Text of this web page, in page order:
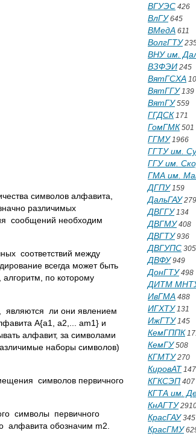
символов алфавита,
различимых
сообщений необходим
соответствий между
всегда может быть
по которому
являются ли они явлением
А{а1, а2,... аm1} и
алфавит, за символами
наборы символов)
символов первичного
символы первичного
алфавита обозначим m2.
ВГУЭС 426
ВлГУ645
ВМедА 611
ВолгГТУ
ВНУ им.
ВЗФЭИ 245
ВятГСХА
ВятГГУ139
ВятГУ559
ГГДСК 171
ГомГМК 501
ГГМУ1966
ГГТУ им.
ГГУ им.
ГМА им.
ДГПУ159
ДальГАУ279
ДВГГУ134
ДВГМУ408
ДВГТУ936
ДВГУПС 305
ДВФУ949
ДонГТУ498
ДИТМ
ИвГМА 488
ИГХТУ131
ИжГТУ145
КемГППК
КемГУ508
КГМТУ270
КировАТ 147
КГКСЭП 407
КГТА им.
КнАГТУ
КрасГАУ345
КрасГМУ